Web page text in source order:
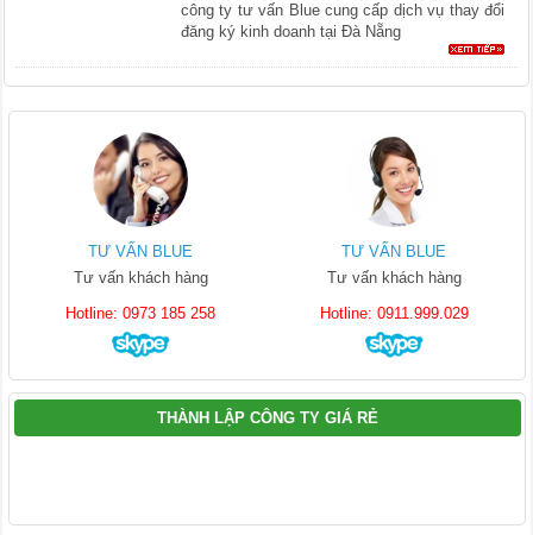
công ty tư vấn Blue cung cấp dịch vụ thay đổi
đăng ký kinh doanh tại Đà Nẵng
TƯ VẤN BLUE
Tư vấn khách hàng
Hotline: 0973 185 258
TƯ VẤN BLUE
Tư vấn khách hàng
Hotline: 0911.999.029
THÀNH LẬP CÔNG TY GIÁ RẺ